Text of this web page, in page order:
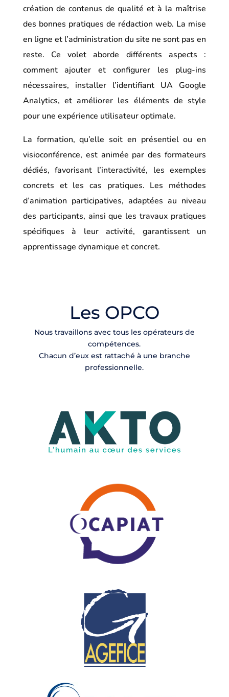
création de contenus de qualité et à la maîtrise
des bonnes pratiques de rédaction web. La mise
en ligne et l’administration du site ne sont pas en
reste. Ce volet aborde différents aspects :
comment ajouter et configurer les plug-ins
nécessaires, installer l’identifiant UA Google
Analytics, et améliorer les éléments de style
pour une expérience utilisateur optimale.
La formation, qu’elle soit en présentiel ou en
visioconférence, est animée par des formateurs
dédiés, favorisant l’interactivité, les exemples
concrets et les cas pratiques. Les méthodes
d’animation participatives, adaptées au niveau
des participants, ainsi que les travaux pratiques
spécifiques à leur activité, garantissent un
apprentissage dynamique et concret.
Les OPCO
Nous travaillons avec tous les opérateurs de
compétences.
Chacun d’eux est rattaché à une branche
professionnelle.